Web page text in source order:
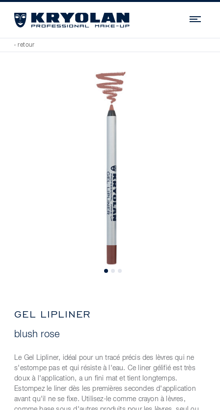
‹ retour
GEL LIPLINER
blush rose
Le Gel Lipliner, idéal pour un tracé précis des lèvres qui ne
s'estompe pas et qui résiste à l'eau. Ce liner gélifié est très
doux à l'application, a un fini mat et tient longtemps.
Estompez le liner dès les premières secondes d'application
avant qu'il ne se fixe. Utilisez-le comme crayon à lèvres,